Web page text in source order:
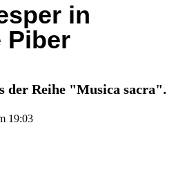
in
Piber
Reihe "Musica sacra".
19:03